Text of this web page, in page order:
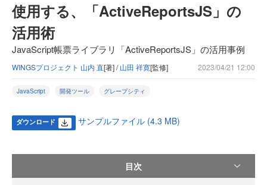
使用する、「ActiveReportsJS」の
活用術
JavaScript帳票ライブラリ「ActiveReportsJS」の活用事例
WINGSプロジェクト 山内 直[著] /山田 祥寛[監修] 2023/04/21 12:00
JavaScript 開発ツール グレープシティ
ダウンロード サンプルファイル (4.3 MB)
目次